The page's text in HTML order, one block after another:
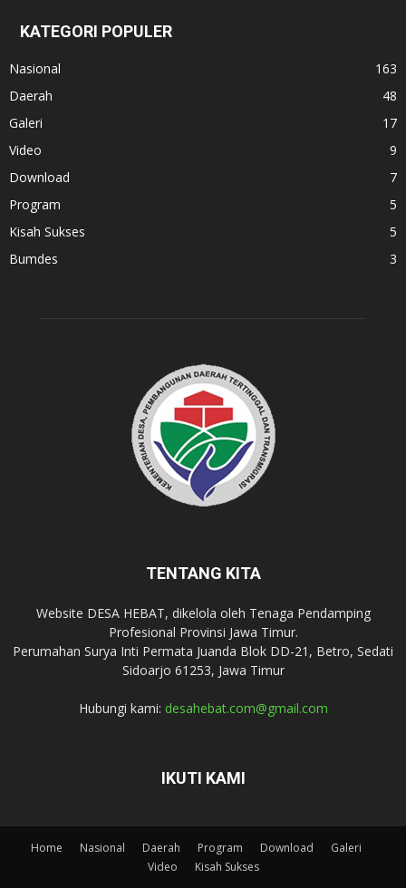
KATEGORI POPULER
Nasional
163
Daerah
48
Galeri
17
Video
9
Download
7
Program
5
Kisah Sukses
5
Bumdes
3
TENTANG KITA
Website DESA HEBAT, dikelola oleh Tenaga Pendamping
Profesional Provinsi Jawa Timur.
Perumahan Surya Inti Permata Juanda Blok DD-21, Betro, Sedati
Sidoarjo 61253, Jawa Timur
Hubungi kami: desahebat.com@gmail.com
IKUTI KAMI
Home Nasional Daerah Program Download
Galeri
Video
Kisah Sukses